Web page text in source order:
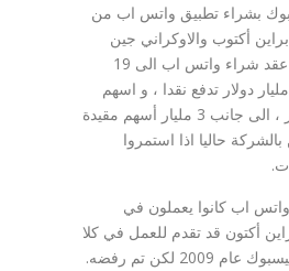
بشراء تطبيق واتس اب من
أكتوب والاوكراني جين
كوم، ووصلت قيمة عقد شراء واتس اب الى 19
مليار دولار ، منها 4 مليار دولار تدفع نقدا ، و اسهم
بقيمة 12 مليار دولار ، الى جانب 3 مليار أسهم مقيدة
حاليا اذا استمروا
اب كانوا يعملون في
أكتون قد تقدم للعمل في كلا
لكن تم رفضه.